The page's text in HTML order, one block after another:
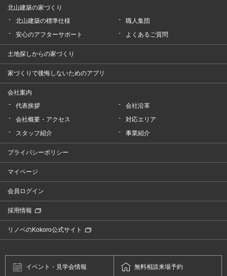
北山建築の家づくり
北山建築の標準仕様
職人集団
安心のアフターサポート
よくあるご質問
土地探しからの家づくり
家づくりで後悔しないためのアプリ
会社案内
代表挨拶
会社沿革
会社概要・アクセス
対応エリア
スタッフ紹介
事業紹介
プライバシーポリシー
マイページ
会員ログイン
採用情報
リノベのKokoro公式サイト
イベント・ 見学会情報 無料相談来場予約